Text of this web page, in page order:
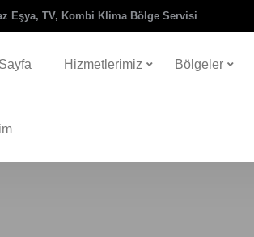
Eşya, TV, Kombi Klima Bölge Servisi
Hizmetlerimiz Bölgeler